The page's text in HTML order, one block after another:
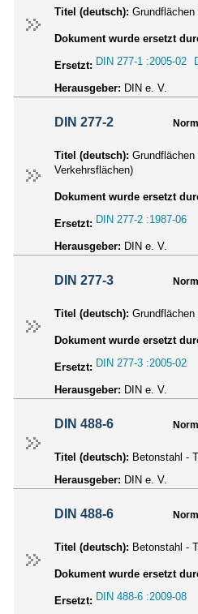
Titel (deutsch):
Dokument wurde ersetzt
Ersetzt: DIN 277-1 :2005-02
Herausgeber: DIN e. V.
DIN 277-2
Titel (deutsch):
Verkehrsflächen)
Dokument wurde ersetzt
Ersetzt: DIN 277-2 :1987-06
Herausgeber: DIN e. V.
DIN 277-3
Titel (deutsch):
Dokument wurde ersetzt
Ersetzt: DIN 277-3 :2005-02
Herausgeber: DIN e. V.
DIN 488-6
Titel (deutsch): Betonstahl -
Herausgeber: DIN e. V.
DIN 488-6
Titel (deutsch): Betonstahl -
Dokument wurde ersetzt
Ersetzt: DIN 488-6 :2009-08